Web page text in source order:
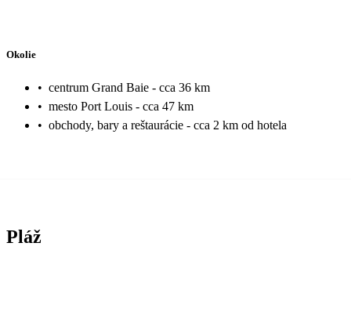
Okolie
• centrum Grand Baie - cca 36 km
• mesto Port Louis - cca 47 km
• obchody, bary a reštaurácie - cca 2 km od hotela
Pláž